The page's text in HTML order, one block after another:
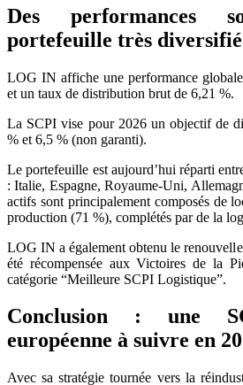
Des performances
portefeuille très diversifié
LOG IN affiche une performance
et un taux de distribution brut de 6,21 %.
La SCPI vise pour 2026 un objectif de
% et 6,5 % (non garanti).
Le portefeuille est aujourd’hui réparti
: Italie, Espagne, Royaume-Uni,
actifs sont principalement composés de
production (71 %), complétés par de la
LOG IN a également obtenu le
été récompensée aux Victoires de la
catégorie “Meilleure SCPI Logistique”.
Conclusion : une
européenne à suivre en
Avec sa stratégie tournée vers la